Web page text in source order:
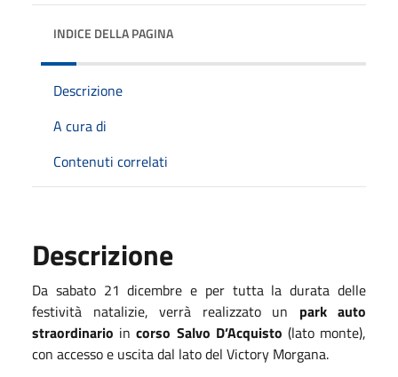
INDICE DELLA PAGINA
Descrizione
A cura di
Contenuti correlati
Descrizione
Da sabato 21 dicembre e per tutta la durata delle
festività natalizie, verrà realizzato un park auto
straordinario incorso Salvo D’Acquisto (lato monte),
con accesso e uscita dal lato del Victory Morgana.